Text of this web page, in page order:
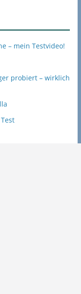
– mein Testvideo!
probiert – wirklich